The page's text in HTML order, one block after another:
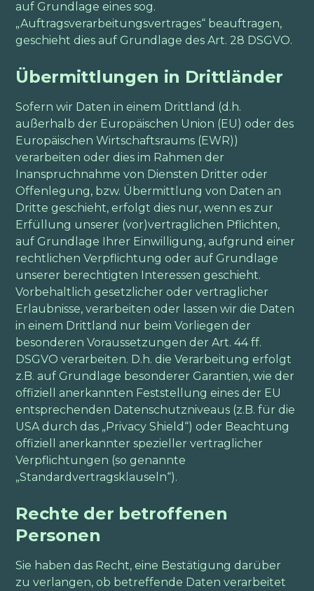
auf Grundlage eines sog.
„Auftragsverarbeitungsvertrages“ beauftragen,
geschieht dies auf Grundlage des Art. 28 DSGVO.
Übermittlungen in Drittländer
Sofern wir Daten in einem Drittland (d.h.
außerhalb der Europäischen Union (EU) oder des
Europäischen Wirtschaftsraums (EWR))
verarbeiten oder dies im Rahmen der
Inanspruchnahme von Diensten Dritter oder
Offenlegung, bzw. Übermittlung von Daten an
Dritte geschieht, erfolgt dies nur, wenn es zur
Erfüllung unserer (vor)vertraglichen Pflichten,
auf Grundlage Ihrer Einwilligung, aufgrund einer
rechtlichen Verpflichtung oder auf Grundlage
unserer berechtigten Interessen geschieht.
Vorbehaltlich gesetzlicher oder vertraglicher
Erlaubnisse, verarbeiten oder lassen wir die Daten
in einem Drittland nur beim Vorliegen der
besonderen Voraussetzungen der Art. 44 ff.
DSGVO verarbeiten. D.h. die Verarbeitung erfolgt
z.B. auf Grundlage besonderer Garantien, wie der
offiziell anerkannten Feststellung eines der EU
entsprechenden Datenschutzniveaus (z.B. für die
USA durch das „Privacy Shield“) oder Beachtung
offiziell anerkannter spezieller vertraglicher
Verpflichtungen (so genannte
„Standardvertragsklauseln“).
Rechte der betroffenen
Personen
Sie haben das Recht, eine Bestätigung darüber
zu verlangen, ob betreffende Daten verarbeitet